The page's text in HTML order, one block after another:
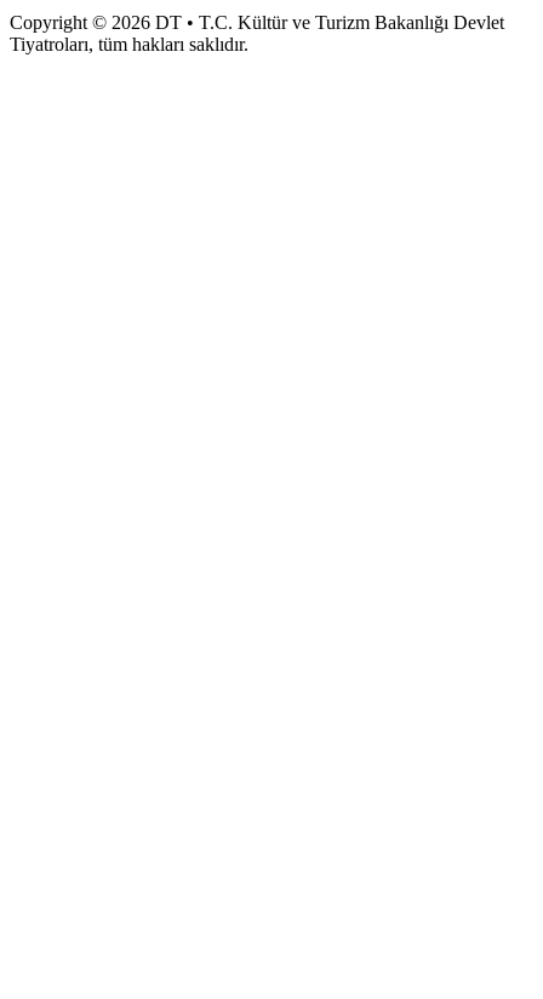
Copyright © 2026 DT • T.C. Kültür ve Turizm Bakanlığı Devlet
Tiyatroları, tüm hakları saklıdır.